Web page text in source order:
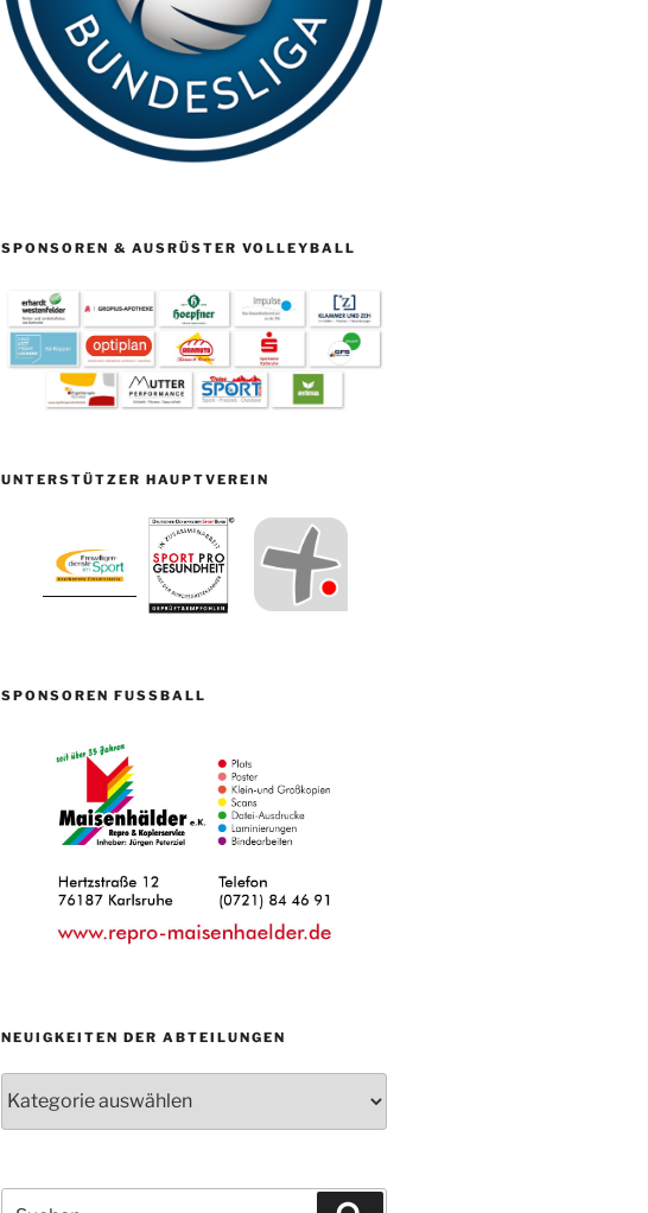
SPONSOREN & AUSRÜSTER VOLLEYBALL
UNTERSTÜTZER HAUPTVEREIN
SPONSOREN FUSSBALL
NEUIGKEITEN DER ABTEILUNGEN
der
Abteilungen